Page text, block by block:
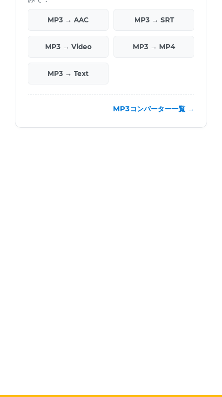
MP3 → AAC MP3 → SRT
MP3 → Video MP3 → MP4
MP3 → Text
MP3コンバーター一覧 →